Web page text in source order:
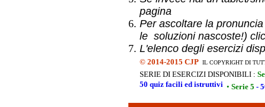
pagina
Per ascoltare la
le soluzioni nascoste!)
L'elenco degli esercizi
© 2014-2015 CJP IL COPYRIGHT DI
SERIE DI ESERCIZI DISPONIBILI :
50 quiz facili ed istruttivi • Serie 5 -